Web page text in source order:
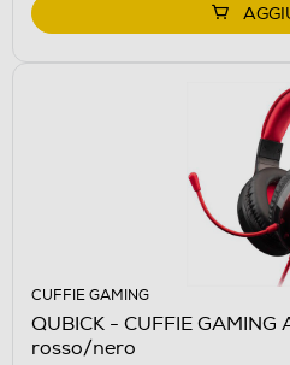
CUFFIE GAMING
QUBICK - CUFFIE GAMING
rosso/nero